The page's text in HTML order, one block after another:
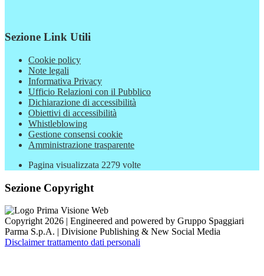
Sezione Link Utili
Cookie policy
Note legali
Informativa Privacy
Ufficio Relazioni con il Pubblico
Dichiarazione di accessibilità
Obiettivi di accessibilità
Whistleblowing
Gestione consensi cookie
Amministrazione trasparente
Pagina visualizzata 2279 volte
Sezione Copyright
Copyright 2026 | Engineered and powered by Gruppo Spaggiari
Parma S.p.A. | Divisione Publishing & New Social Media
Disclaimer trattamento dati personali